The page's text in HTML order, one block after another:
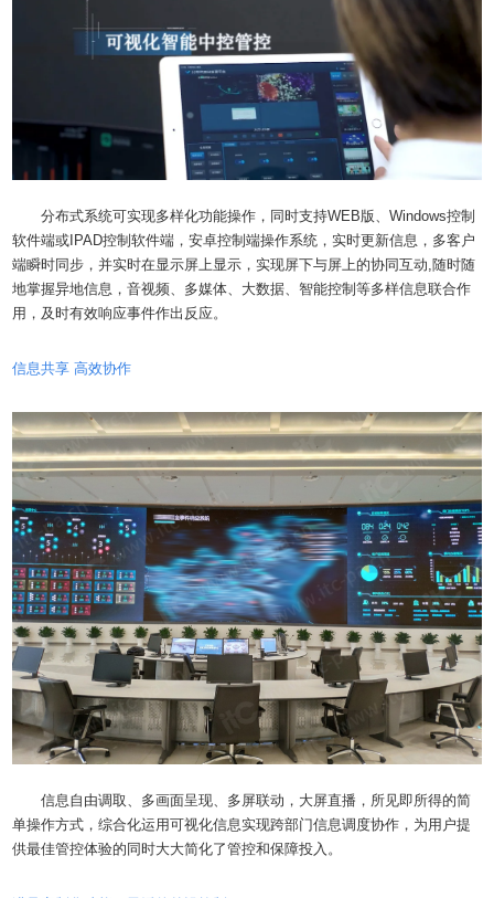
分布式系统可实现多样化功能操作，同时支持WEB版、Windows控制
软件端或IPAD控制软件端，安卓控制端操作系统，实时更新信息，多客户
端瞬时同步，并实时在显示屏上显示，实现屏下与屏上的协同互动,随时随
地掌握异地信息，音视频、多媒体、大数据、智能控制等多样信息联合作
用，及时有效响应事件作出反应。
信息共享 高效协作
信息自由调取、多画面呈现、多屏联动，大屏直播，所见即所得的简
单操作方式，综合化运用可视化信息实现跨部门信息调度协作，为用户提
供最佳管控体验的同时大大简化了管控和保障投入。